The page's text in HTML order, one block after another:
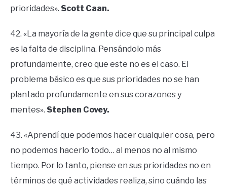
prioridades». Scott Caan.
42. «La mayoría de la gente dice que su principal culpa
es la falta de disciplina. Pensándolo más
profundamente, creo que este no es el caso. El
problema básico es que sus prioridades no se han
plantado profundamente en sus corazones y
mentes». Stephen Covey.
43. «Aprendí que podemos hacer cualquier cosa, pero
no podemos hacerlo todo… al menos no al mismo
tiempo. Por lo tanto, piense en sus prioridades no en
términos de qué actividades realiza, sino cuándo las